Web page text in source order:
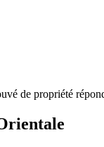
de propriété